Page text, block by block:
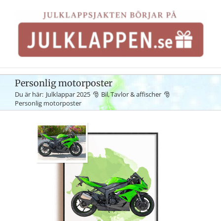
innehållet
Personlig motorposter
Du är här: Julklappar 2025 Bil Tavlor & affischer
Personlig motorposter